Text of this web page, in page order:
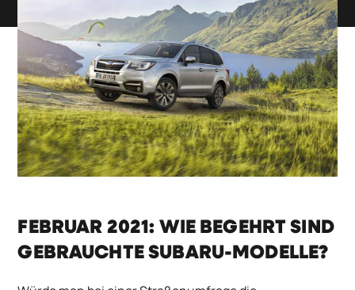
FEBRUAR 2021: WIE BEGEHRT SIND
GEBRAUCHTE SUBARU-MODELLE?